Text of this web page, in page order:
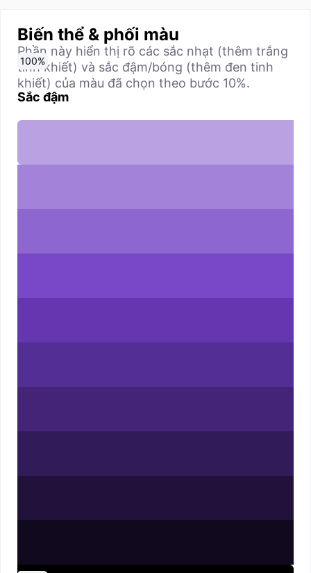
Biến thể & phối màu
Phần này hiển thị rõ các sắc nhạt (thêm trắng
tinh khiết) và sắc đậm/bóng (thêm đen tinh
khiết) của màu đã chọn theo bước 10%.
Sắc đậm
0%
10%
20%
30%
40%
50%
60%
70%
80%
90%
100%